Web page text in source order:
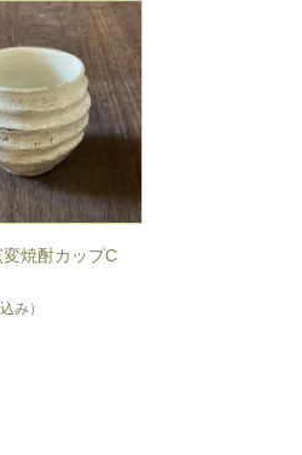
焼酎カップC
み）